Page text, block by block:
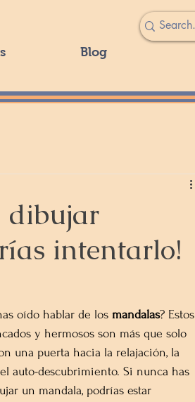
Blog
dibujar
intentarlo!
oído hablar de los mandalas? Estos
y hermosos son más que solo
una puerta hacia la relajación, la
auto-descubrimiento. Si nunca has
un mandala, podrías estar